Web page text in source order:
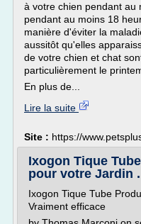
à votre chien pendant au
pendant au moins 18
manière d'éviter la
aussitôt qu'elles
de votre chien et chat
particulièrement le
En plus de...
Lire la suite
Site : https://
Ixogon Tique
pour votre Jardin
Ixogon Tique Tube
Vraiment efficace